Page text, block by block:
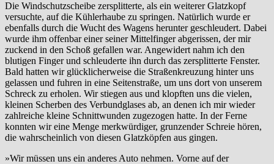
Die Windschutzscheibe zersplitterte, als ein weiterer Glatzkopf
versuchte, auf die Kühlerhaube zu springen. Natürlich wurde er
ebenfalls durch die Wucht des Wagens herunter geschleudert. Dabei
wurde ihm offenbar einer seiner Mittelfinger abgerissen, der mir
zuckend in den Schoß gefallen war. Angewidert nahm ich den
blutigen Finger und schleuderte ihn durch das zersplitterte Fenster.
Bald hatten wir glücklicherweise die Straßenkreuzung hinter uns
gelassen und fuhren in eine Seitenstraße, um uns dort von unserem
Schreck zu erholen. Wir stiegen aus und klopften uns die vielen,
kleinen Scherben des Verbundglases ab, an denen ich mir wieder
zahlreiche kleine Schnittwunden zugezogen hatte. In der Ferne
konnten wir eine Menge merkwürdiger, grunzender Schreie hören,
die wahrscheinlich von diesen Glatzköpfen aus gingen.
»Wir müssen uns ein anderes Auto nehmen. Vorne auf der